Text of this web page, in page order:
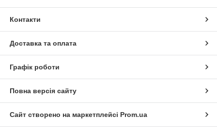
Контакти
Доставка та оплата
Графік роботи
Повна версія сайту
Сайт створено на маркетплейсі Prom.ua